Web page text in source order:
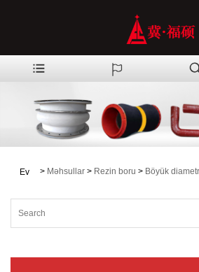
Ev > Məhsullar > Rezin boru > Böyük